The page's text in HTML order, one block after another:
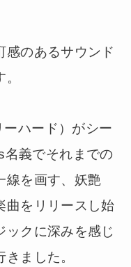
感のあるサウンド
ハード）がシー
名義でそれまでの
線を画す、妖艶
曲をリリースし始
ックに深みを感じ
ました。